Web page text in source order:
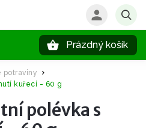
Prázdný košík
potraviny
/
kuřecí - 60 g
polévka s